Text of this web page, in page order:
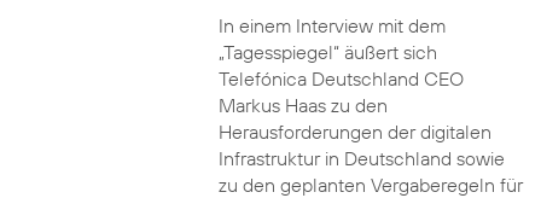
In einem Interview mit dem
„Tagesspiegel“ äußert sich
Telefónica Deutschland CEO
Markus Haas zu den
Herausforderungen der digitalen
Infrastruktur in Deutschland sowie
zu den geplanten Vergaberegeln für